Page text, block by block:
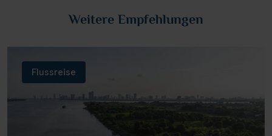
Weitere Empfehlungen
Flussreise